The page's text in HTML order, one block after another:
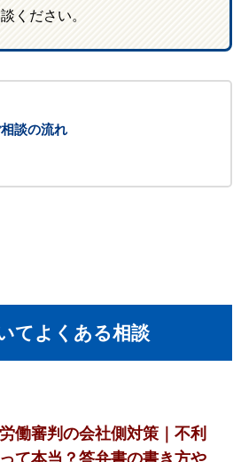
ください。
談の流れ
てよくある相談
労働審判の会社側対策｜不利